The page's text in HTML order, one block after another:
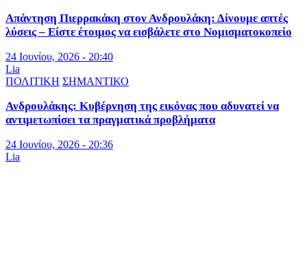
Απάντηση Πιερρακάκη στον Ανδρουλάκη: Δίνουμε απτές
λύσεις – Είστε έτοιμος να εισβάλετε στο Νομισματοκοπείο
24 Ιουνίου, 2026 - 20:40
Lia
ΠΟΛΙΤΙΚΗ ΣΗΜΑΝΤΙΚΟ
Ανδρουλάκης: Κυβέρνηση της εικόνας που αδυνατεί να
αντιμετωπίσει τα πραγματικά προβλήματα
24 Ιουνίου, 2026 - 20:36
Lia